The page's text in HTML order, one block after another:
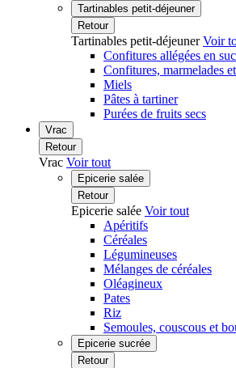
Tartinables petit-déjeuner
Retour
Tartinables petit-déjeunerVoir
Confitures allégées en
Confitures, marmelades
Miels
Pâtes à tartiner
Purées de fruits secs
Vrac
Retour
Vrac Voir tout
Epicerie salée
Retour
Epicerie salée Voir tout
Apéritifs
Céréales
Légumineuses
Mélanges de céréales
Oléagineux
Pates
Riz
Semoules, couscous et
Epicerie sucrée
Retour